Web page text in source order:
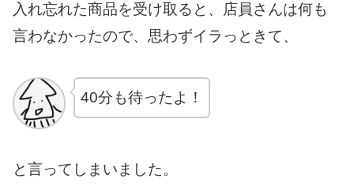
入れ忘れた商品を受け取ると、店員さんは何も
言わなかったので、思わずイラっときて、
40分も待ったよ！
と言ってしまいました。